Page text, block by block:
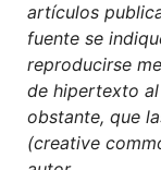
artículos
fuente se
reproducirse
de hipertexto
obstante, que
(creative